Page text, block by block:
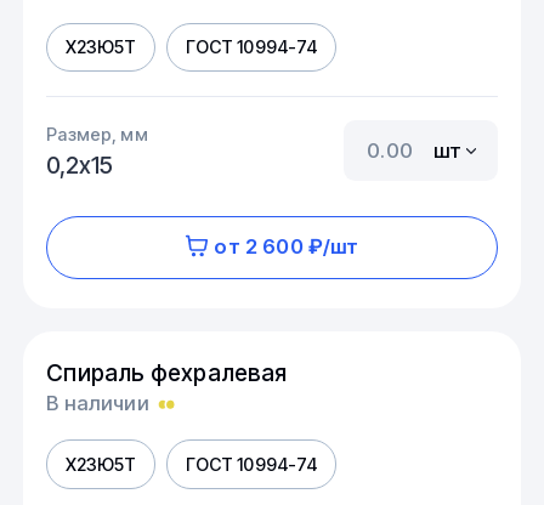
Х23Ю5Т ГОСТ 10994-74
Размер, мм
0,2х15
шт
от 2 600 ₽/шт
Спираль фехралевая
В наличии
Х23Ю5Т ГОСТ 10994-74